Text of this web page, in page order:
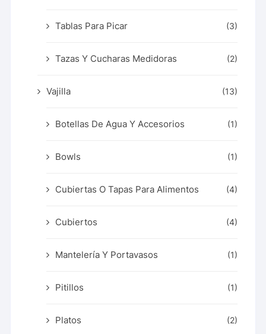
Tablas Para Picar (3)
Tazas Y Cucharas Medidoras (2)
Vajilla (13)
Botellas De Agua Y Accesorios (1)
Bowls (1)
Cubiertas O Tapas Para Alimentos (4)
Cubiertos (4)
Mantelería Y Portavasos (1)
Pitillos (1)
Platos (2)